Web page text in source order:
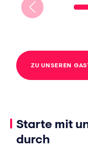
ZU UNSEREN
Starte mit
durch